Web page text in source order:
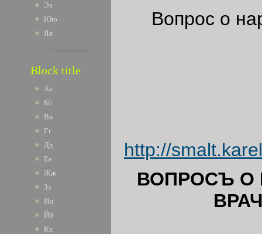
Ээ
Юю
Яя
Block title
Аа
Бб
Вв
Гг
Дд
Ее
Жж
Зз
Ии
Йй
Кк
Вопрос о
http://
ВОПРОСЪ О